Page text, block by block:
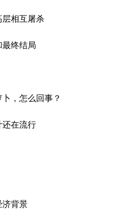
层相互屠杀
终结局
，怎么回事？
还在流行
济背景